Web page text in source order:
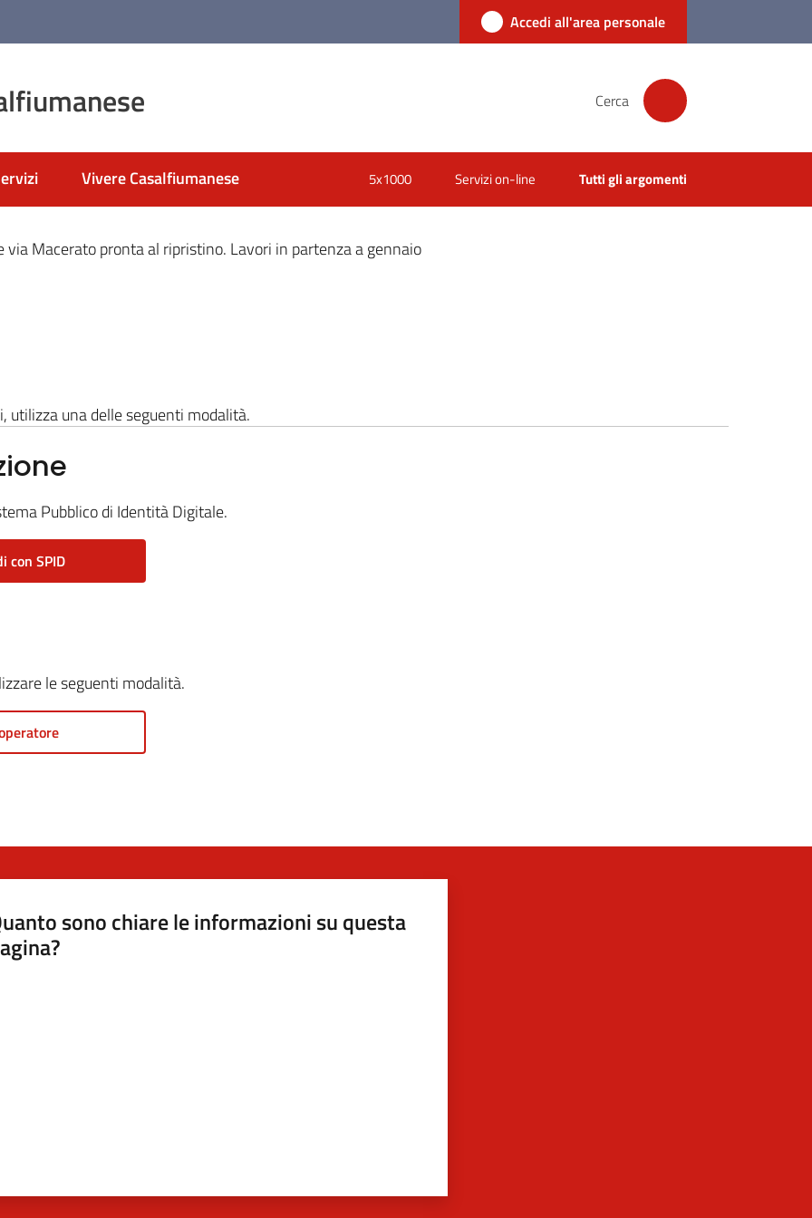
Accedi all'area personale
Cerca
Vivere Casalfiumanese 5x1000 Servizi on-line Tutti gli argomenti
via Macerato pronta al ripristino. Lavori in partenza a gennaio
utilizza una delle seguenti modalità.
Pubblico di Identità Digitale.
con SPID
le seguenti modalità.
sono chiare le informazioni su questa